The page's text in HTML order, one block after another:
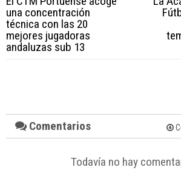
una concentración
técnica con las 20
mejores jugadoras
andaluzas sub 13
Comentarios
Todavía no hay